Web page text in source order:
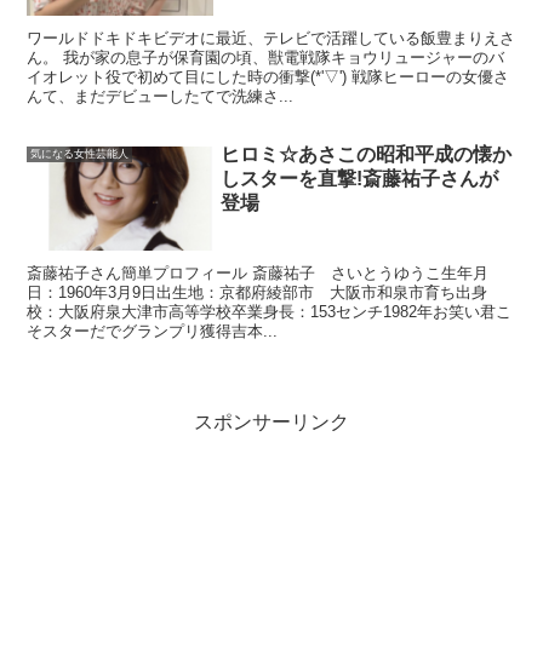
ワールドドキドキビデオに最近、テレビで活躍している飯豊まりえさ
ん。 我が家の息子が保育園の頃、獣電戦隊キョウリュージャーのバ
イオレット役で初めて目にした時の衝撃(*'▽') 戦隊ヒーローの女優さ
んて、まだデビューしたてで洗練さ...
気になる女性芸能人
ヒロミ☆あさこの昭和平成の懐か
しスターを直撃!斎藤祐子さんが
登場
斎藤祐子さん簡単プロフィール 斎藤祐子 さいとうゆうこ生年月
日：1960年3月9日出生地：京都府綾部市 大阪市和泉市育ち出身
校：大阪府泉大津市高等学校卒業身長：153センチ1982年お笑い君こ
そスターだでグランプリ獲得吉本...
スポンサーリンク